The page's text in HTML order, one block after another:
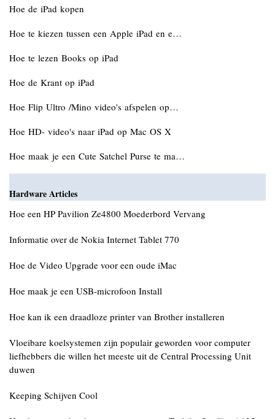
Hoe de iPad kopen
Hoe te kiezen tussen een Apple iPad en e…
Hoe te lezen Books op iPad
Hoe de Krant op iPad
Hoe Flip Ultro /Mino video's afspelen op…
Hoe HD- video's naar iPad op Mac OS X
Hoe maak je een Cute Satchel Purse te ma…
Hardware Articles
Hoe een HP Pavilion Ze4800 Moederbord Vervang
Informatie over de Nokia Internet Tablet 770
Hoe de Video Upgrade voor een oude iMac
Hoe maak je een USB-microfoon Install
Hoe kan ik een draadloze printer van Brother installeren
Vloeibare koelsystemen zijn populair geworden voor computer
liefhebbers die willen het meeste uit de Central Processing Unit
duwen
Keeping Schijven Cool